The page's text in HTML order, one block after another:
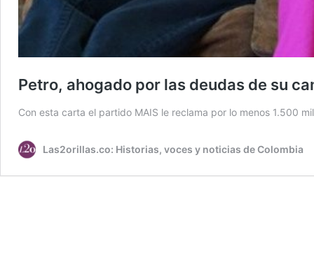
Petro, ahogado por las deudas de su
Con esta carta el partido MAIS le reclama por lo menos 1.500
Las2orillas.co: Historias, voces y noticias de Colombia